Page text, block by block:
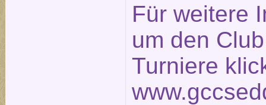
Für weitere
um den
Turniere